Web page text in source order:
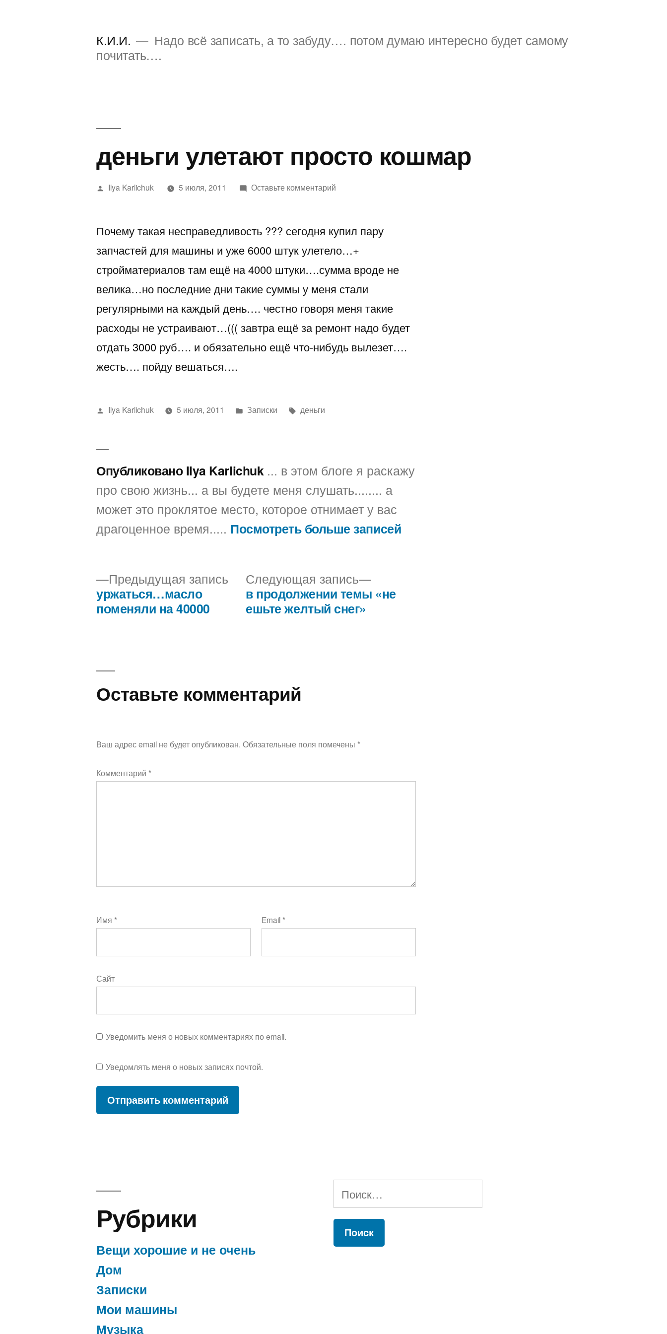
К.И.И.
Надо всё записать, а то забуду…. потом думаю интересно будет самому
почитать….
деньги улетают просто кошмар
Написано
Ilya Karlichuk 5 июля, 2011 Оставьте комментарийк
просто
Почему такая несправедливость ??? сегодня купил пару
запчастей для машины и уже 6000 штук улетело…+
стройматериалов там ещё на 4000 штуки….сумма вроде не
велика…но последние дни такие суммы у меня стали
регулярными на каждый день…. честно говоря меня такие
расходы не устраивают…((( завтра ещё за ремонт надо будет
отдать 3000 руб…. и обязательно ещё что-нибудь вылезет….
жесть…. пойду вешаться….
Написано
Ilya Karlichuk 5 июля, 2011
Написано
Записки Метки:
деньги
Опубликовано Ilya Karlichuk ... в этом блоге я раскажу
про свою жизнь... а вы будете меня слушать........ а
может это проклятое место, которое отнимает у вас
драгоценное время..... Посмотреть больше записей
Навигация
записям
Предыдущая запись Предыдущая
запись:
уржаться…масло
поменяли на 40000
Следующая запись
Следующая
запись:
в продолжении темы «не
ешьте желтый снег»
Оставьте комментарий
Ваш адрес email не будет опубликован. Обязательные поля помечены *
Комментарий *
Имя * Email *
Сайт
Уведомить меня о новых комментариях по email.
Уведомлять меня о новых записях почтой.
Рубрики
Вещи хорошие и не очень
Дом
Записки
Мои машины
Музыка
Найти: